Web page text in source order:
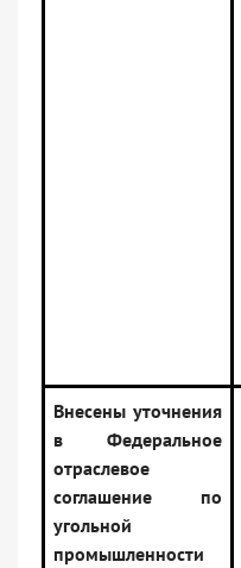
Внесены уточнения
в Федеральное
отраслевое
соглашение по
угольной
промышленности